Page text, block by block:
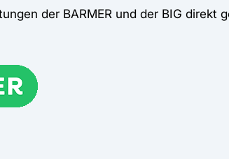
der BARMER und der BIG direkt